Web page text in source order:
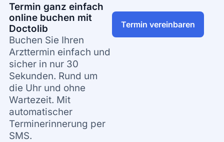
Termin ganz einfach
online buchen mit
Doctolib
Buchen Sie Ihren
Arzttermin einfach und
sicher in nur 30
Sekunden. Rund um
die Uhr und ohne
Wartezeit. Mit
automatischer
Terminerinnerung per
SMS.
Termin vereinbaren